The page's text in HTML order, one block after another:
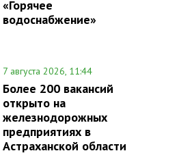
«Горячее
водоснабжение»
7 августа 2026, 11:44
Более 200 вакансий
открыто на
железнодорожных
предприятиях в
Астраханской области